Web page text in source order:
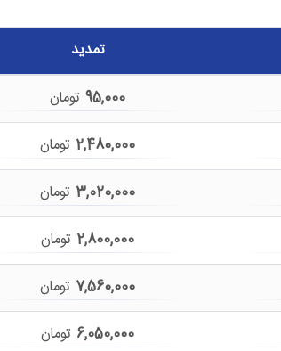
تمدید
95,000 تومان
2,480,000 تومان
3,020,000 تومان
2,800,000 تومان
7,560,000 تومان
6,050,000 تومان